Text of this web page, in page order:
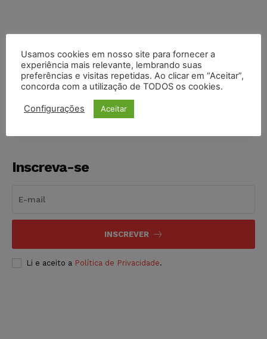
COMPARTILHE
Inscreva-se
INSCREVER
Li e aceito a Política de Privacidade.
Usamos cookies em nosso site para fornecer a
experiência mais relevante, lembrando suas
preferências e visitas repetidas. Ao clicar em “Aceitar”,
concorda com a utilização de TODOS os cookies.
Configurações Aceitar